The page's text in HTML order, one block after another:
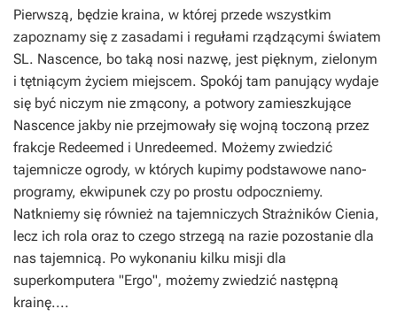
Pierwszą, będzie kraina, w której przede wszystkim
zapoznamy się z zasadami i regułami rządzącymi światem
SL. Nascence, bo taką nosi nazwę, jest pięknym, zielonym
i tętniącym życiem miejscem. Spokój tam panujący wydaje
się być niczym nie zmącony, a potwory zamieszkujące
Nascence jakby nie przejmowały się wojną toczoną przez
frakcje Redeemed i Unredeemed. Możemy zwiedzić
tajemnicze ogrody, w których kupimy podstawowe nano-
programy, ekwipunek czy po prostu odpoczniemy.
Natkniemy się również na tajemniczych Strażników Cienia,
lecz ich rola oraz to czego strzegą na razie pozostanie dla
nas tajemnicą. Po wykonaniu kilku misji dla
superkomputera "Ergo", możemy zwiedzić następną
krainę....